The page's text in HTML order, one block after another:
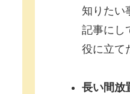
知りたい
記事にし
役に立て
長い間放